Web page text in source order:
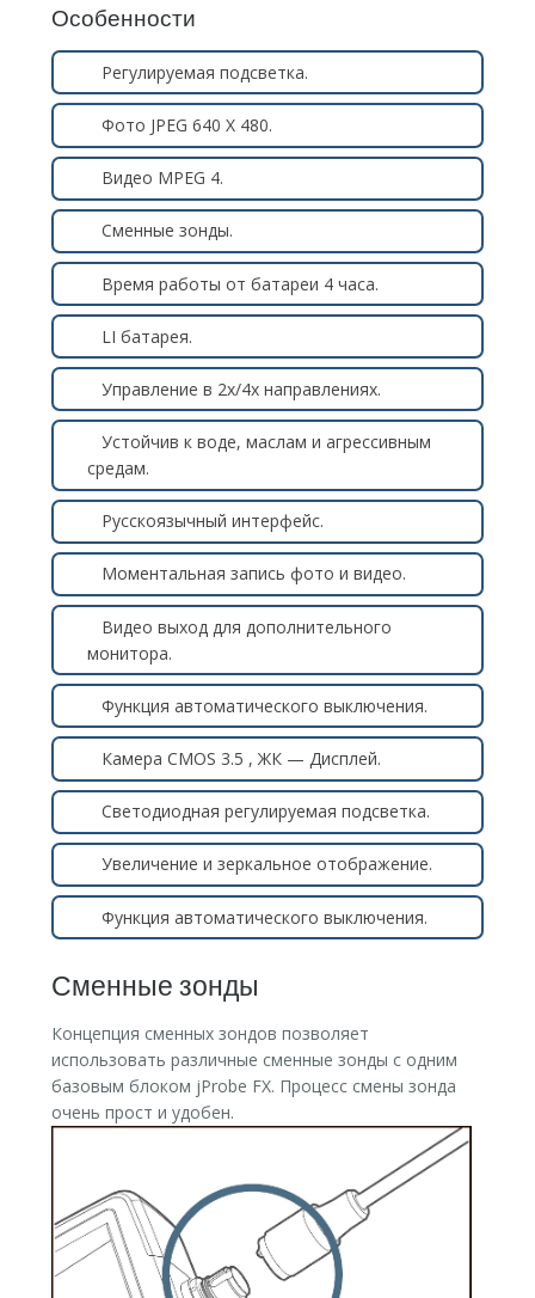
Особенности
Регулируемая подсветка.
Фото JPEG 640 X 480.
Видео MPEG 4.
Сменные зонды.
Время работы от батареи 4 часа.
LI батарея.
Управление в 2х/4х направлениях.
Устойчив к воде, маслам и агрессивным
средам.
Русскоязычный интерфейс.
Моментальная запись фото и видео.
Видео выход для дополнительного
монитора.
Функция автоматического выключения.
Камера CMOS 3.5 , ЖК — Дисплей.
Светодиодная регулируемая подсветка.
Увеличение и зеркальное отображение.
Функция автоматического выключения.
Сменные зонды
Концепция сменных зондов позволяет
использовать различные сменные зонды с одним
базовым блоком jProbe FX. Процесс смены зонда
очень прост и удобен.